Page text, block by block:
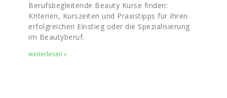
Berufsbegleitende Beauty Kurse finden:
Kriterien, Kurszeiten und Praxistipps für Ihren
erfolgreichen Einstieg oder die Spezialisierung
im Beautyberuf.
weiterlesen »